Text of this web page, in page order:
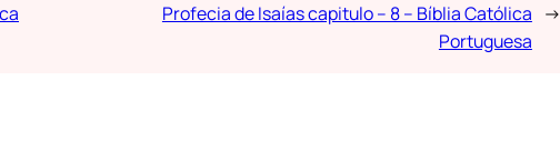
Profecia de Isaías capitulo – 8 – Bíblia Católica
Portuguesa
→